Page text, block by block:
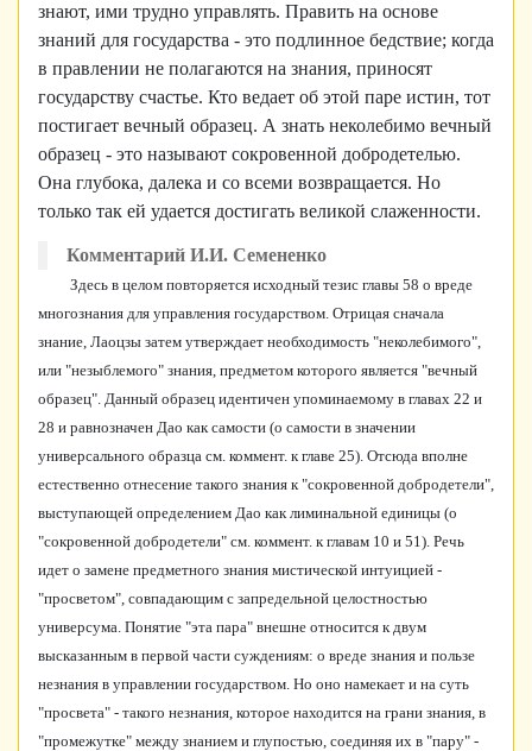
знают, ими трудно управлять. Править на основе
знаний для государства - это подлинное бедствие; когда
в правлении не полагаются на знания, приносят
государству счастье. Кто ведает об этой паре истин, тот
постигает вечный образец. А знать неколебимо вечный
образец - это называют сокровенной добродетелью.
Она глубока, далека и со всеми возвращается. Но
только так ей удается достигать великой слаженности.
Комментарий И.И. Семененко
Здесь в целом повторяется исходный тезис главы 58 о вреде
многознания для управления государством. Отрицая сначала
знание, Лаоцзы затем утверждает необходимость "неколебимого",
или "незыблемого" знания, предметом которого является "вечный
образец". Данный образец идентичен упоминаемому в главах 22 и
28 и равнозначен Дао как самости (о самости в значении
универсального образца см. коммент. к главе 25). Отсюда вполне
естественно отнесение такого знания к "сокровенной добродетели",
выступающей определением Дао как лиминальной единицы (о
"сокровенной добродетели" см. коммент. к главам 10 и 51). Речь
идет о замене предметного знания мистической интуицией -
"просветом", совпадающим с запредельной целостностью
универсума. Понятие "эта пара" внешне относится к двум
высказанным в первой части суждениям: о вреде знания и пользе
незнания в управлении государством. Но оно намекает и на суть
"просвета" - такого незнания, которое находится на грани знания, в
"промежутке" между знанием и глупостью, соединяя их в "пару" -